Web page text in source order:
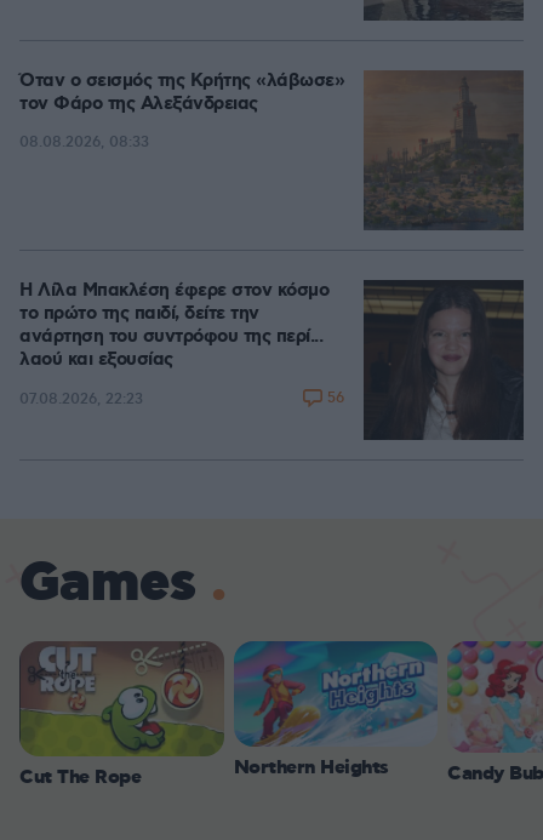
Όταν ο σεισμός της Κρήτης «λάβωσε»
τον Φάρο της Αλεξάνδρειας
08.08.2026, 08:33
Η Λίλα Μπακλέση έφερε στον κόσμο
το πρώτο της παιδί, δείτε την
ανάρτηση του συντρόφου της περί...
λαού και εξουσίας
07.08.2026, 22:23 56
Games
Cut The Rope Northern Heights Candy